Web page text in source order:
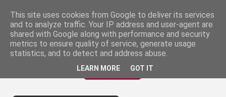
This site uses cookies from Google to deliver its services
and to analyze traffic. Your IP address and user-agent are
shared with Google along with performance and security
metrics to ensure quality of service, generate usage
statistics, and to detect and address abuse.
LEARN MORE GOT IT